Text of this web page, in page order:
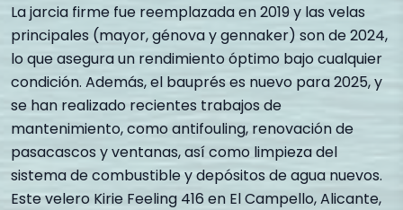
La jarcia firme fue reemplazada en 2019 y las velas
principales (mayor, génova y gennaker) son de 2024,
lo que asegura un rendimiento óptimo bajo cualquier
condición. Además, el bauprés es nuevo para 2025, y
se han realizado recientes trabajos de
mantenimiento, como antifouling, renovación de
pasacascos y ventanas, así como limpieza del
sistema de combustible y depósitos de agua nuevos.
Este velero Kirie Feeling 416 en El Campello, Alicante,